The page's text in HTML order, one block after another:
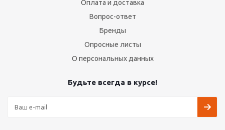
Оплата и доставка
Вопрос-ответ
Бренды
Опросные листы
О персональных данных
Будьте всегда в курсе!